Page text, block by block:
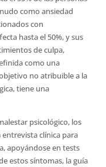
como ansiedad
con
hasta el 50%, y sus
de culpa,
como una
no atribuible a la
tiene una
psicológico, los
clínica para
apoyándose en tests
estos síntomas, la guía